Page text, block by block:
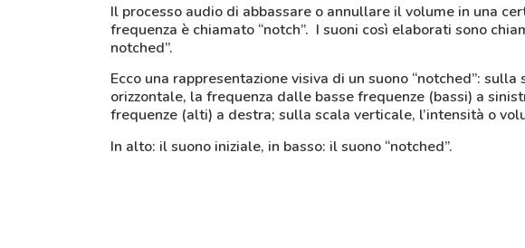
Il processo audio di abbassare o annullare il volume in una
frequenza è chiamato “notch”. I suoni così elaborati sono
notched”.
Ecco una rappresentazione visiva di un suono “notched”: sulla
orizzontale, la frequenza dalle basse frequenze (bassi) a
frequenze (alti) a destra; sulla scala verticale, l’intensità o
In alto: il suono iniziale, in basso: il suono “notched”.